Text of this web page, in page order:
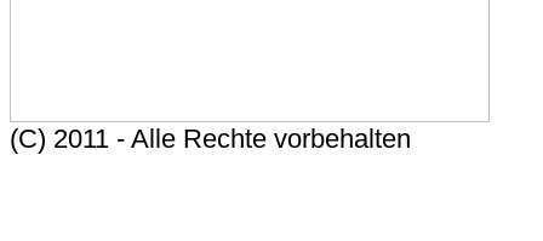
(C) 2011 - Alle Rechte vorbehalten